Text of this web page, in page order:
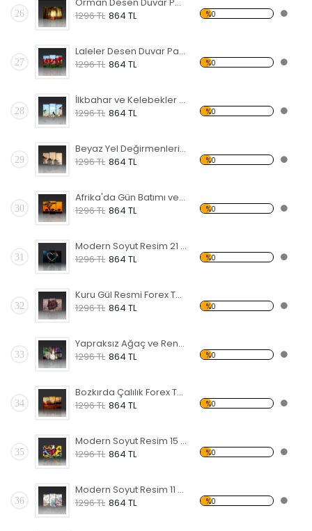
26
1296 TL 864 TL %0
27
Laleler Desen Duvar Panosu
1296 TL 864 TL %0
28
İlkbahar ve Kelebekler Forex Tablo
1296 TL 864 TL %0
29
Beyaz Yel Değirmenleri Forex Tablo
1296 TL 864 TL %0
30
Afrika'da Gün Batımı ve Filler Forex Tablo
1296 TL 864 TL %0
31
Modern Soyut Resim 21 Forex Tablo
1296 TL 864 TL %0
32
Kuru Gül Resmi Forex Tablo
1296 TL 864 TL %0
33
Yapraksız Ağaç ve Renkli Gökyüzü Forex Tablo
1296 TL 864 TL %0
34
Bozkırda Çalılık Forex Tablo
1296 TL 864 TL %0
35
Modern Soyut Resim 15 Forex Tablo
1296 TL 864 TL %0
36
Modern Soyut Resim 11 Forex Tablo
1296 TL 864 TL %0